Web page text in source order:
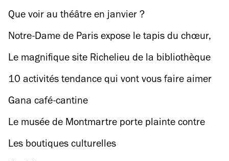
Que voir au théâtre en janvier ?
Notre-Dame de Paris expose le tapis du chœur,
une relique de 200 m2 datant du XIXe siècle
Le magnifique site Richelieu de la bibliothèque
nationale a été rénové : visite guidée
10 activités tendance qui vont vous faire aimer
le sport
Gana café-cantine
Le musée de Montmartre porte plainte contre
l'association des musées de Paris
Les boutiques culturelles